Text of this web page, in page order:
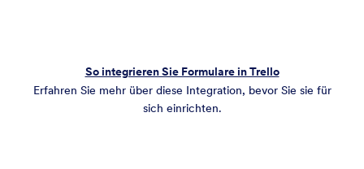
So integrieren Sie Formulare in Trello
Erfahren Sie mehr über diese Integration, bevor Sie sie für
sich einrichten.